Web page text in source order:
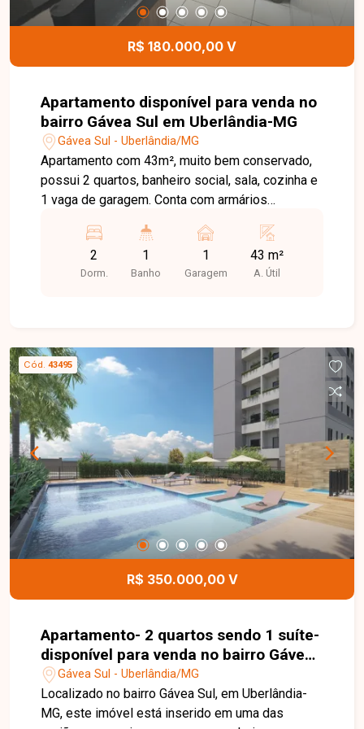
R$ 180.000,00 V
Apartamento disponível para venda no
bairro Gávea Sul em Uberlândia-MG
Gávea Sul - Uberlândia/MG
Apartamento com 43m², muito bem conservado,
possui 2 quartos, banheiro social, sala, cozinha e
1 vaga de garagem. Conta com armários
praticidade e bom aproveitamento do espaço.
2
Dorm.
1
Banho
1
Garagem
43 m²
A. Útil
Cód. 43495
R$ 350.000,00 V
Apartamento- 2 quartos sendo 1 suíte-
disponível para venda no bairro Gávea
Sul em Uberlândia-MG
Gávea Sul - Uberlândia/MG
Localizado no bairro Gávea Sul, em Uberlândia-
MG, este imóvel está inserido em uma das